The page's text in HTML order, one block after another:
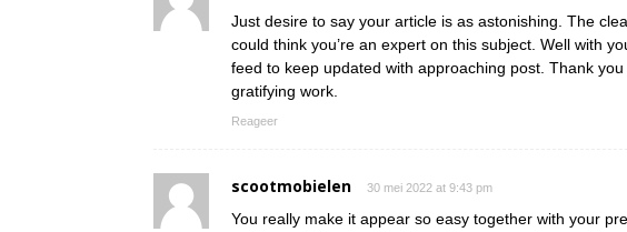
Just desire to say your article is as astonishing. The
could think you’re an expert on this subject. Well with
feed to keep updated with approaching post. Thank
gratifying work.
Reageer
scootmobielen 30 mei 2022 at 9:43 pm
You really make it appear so easy together with your